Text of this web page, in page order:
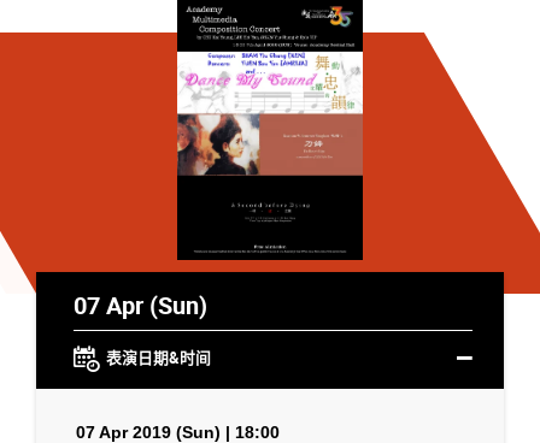
07 Apr (Sun)
表演日期&时间
07 Apr 2019 (Sun) | 18:00